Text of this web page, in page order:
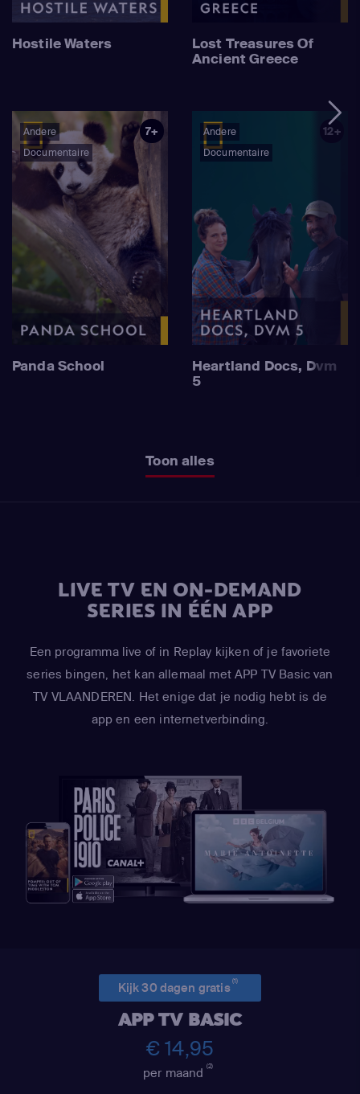
Hostile Waters
Lost Treasures Of
Ancient Greece
Andere
Documentaire
7+
Panda School
Andere
Documentaire
12+
Heartland Docs, Dvm
5
Toon alles
LIVE TV EN ON-DEMAND
SERIES IN ÉÉN APP
Een programma live of in Replay kijken of je favoriete
series bingen, het kan allemaal met APP TV Basic van
TV VLAANDEREN. Het enige dat je nodig hebt is de
app en een internetverbinding.
Kijk 30 dagen gratis(1)
APP TV BASIC
€ 14,95
per maand(2)